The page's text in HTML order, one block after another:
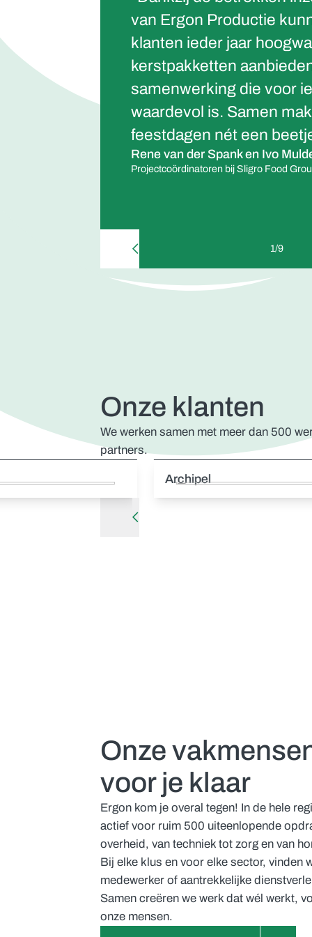
van Ergon Productie
klanten ieder jaar
kerstpakketten
samenwerking die voor
waardevol is. Samen
feestdagen nét een
Rene van der Spank en Ivo
Projectcoördinatoren bij Sligro Food
1/9
Onze klanten
We werken samen met meer dan 500
partners.
Archipel
Onze
voor je klaar
Ergon kom je overal tegen! In de hele
actief voor ruim 500 uiteenlopende
overheid, van techniek tot zorg en van
Bij elke klus en voor elke sector, vinden
medewerker of aantrekkelijke
Samen creëren we werk dat wél werkt,
onze mensen.